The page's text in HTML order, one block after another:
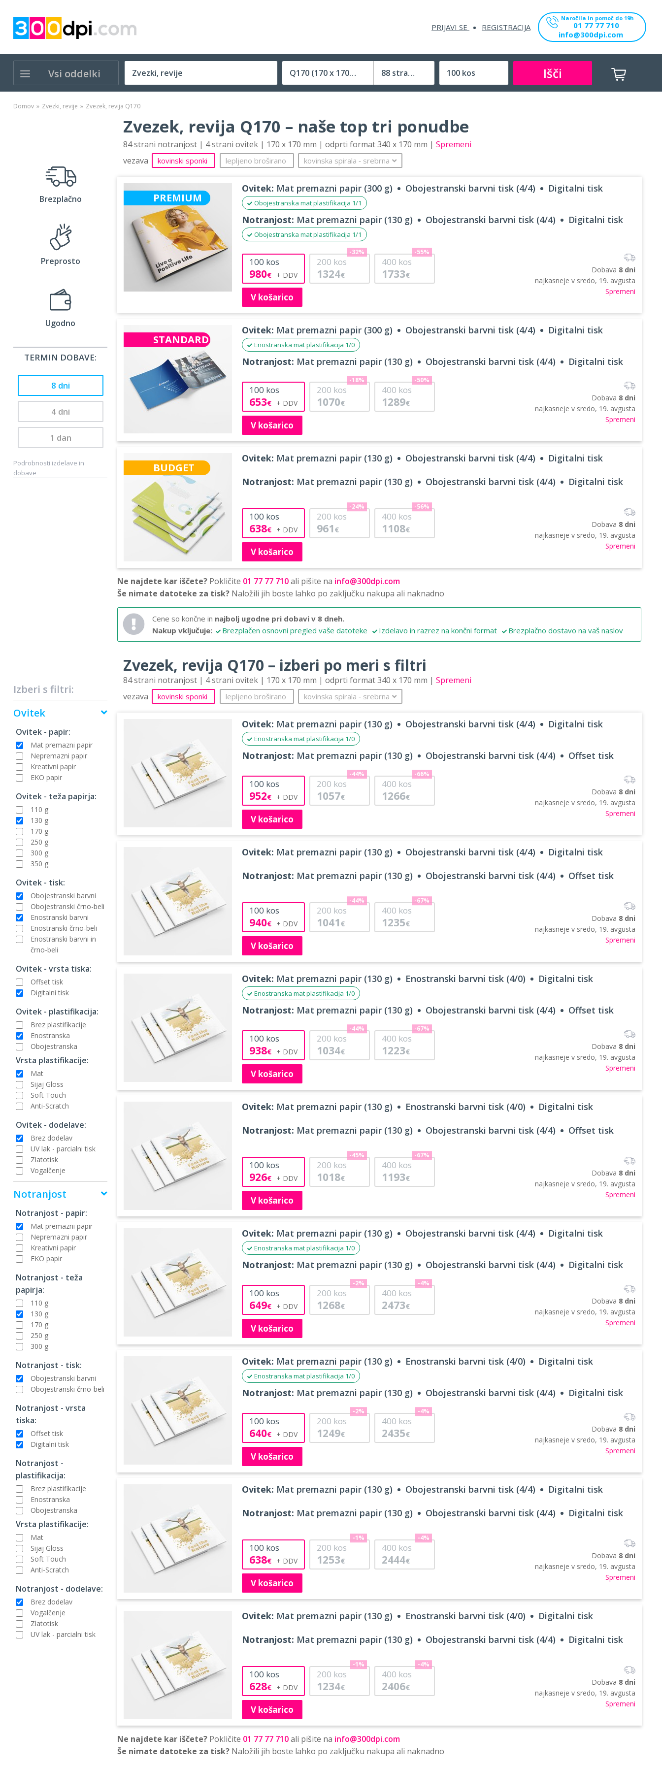
PRIJAVI SE REGISTRACIJA
Naročila in pomoč do 19h
01 77 77 710
info@300dpi.com
Vsi oddelki Q170 (170 x 170 mm)
Velikost (zaprte) tiskovine
88 strani Išči
Domov Zvezki, revije Zvezek, revija Q170
Brezplačno
Preprosto
Ugodno
TERMIN DOBAVE:
8 dni
4 dni
1 dan
Podrobnosti izdelave in
dobave
Izberi s filtri:
Ovitek
Ovitek - papir:
Mat premazni papir
Nepremazni papir
Kreativni papir
EKO papir
Ovitek - teža papirja:
110 g
130 g
170 g
250 g
300 g
350 g
Ovitek - tisk:
Obojestranski barvni
Obojestranski črno-beli
Enostranski barvni
Enostranski črno-beli
Enostranski barvni in
črno-beli
Ovitek - vrsta tiska:
Offset tisk
Digitalni tisk
Ovitek - plastifikacija:
Brez plastifikacije
Enostranska
Obojestranska
Vrsta plastifikacije:
Mat
Sijaj Gloss
Soft Touch
Anti-Scratch
Ovitek - dodelave:
Brez dodelav
UV lak - parcialni tisk
Zlatotisk
Vogalčenje
Notranjost
Notranjost - papir:
Mat premazni papir
Nepremazni papir
Kreativni papir
EKO papir
Notranjost - teža
papirja:
110 g
130 g
170 g
250 g
300 g
Notranjost - tisk:
Obojestranski barvni
Obojestranski črno-beli
Notranjost - vrsta
tiska:
Offset tisk
Digitalni tisk
Notranjost -
plastifikacija:
Brez plastifikacije
Enostranska
Obojestranska
Vrsta plastifikacije:
Mat
Sijaj Gloss
Soft Touch
Anti-Scratch
Notranjost - dodelave:
Brez dodelav
Vogalčenje
Zlatotisk
UV lak - parcialni tisk
Zvezek, revija Q170 – naše top tri ponudbe
84 strani notranjost | 4 strani ovitek | 170 x 170 mm | odprti format 340 x 170 mm | Spremeni
vezava
kovinski sponki lepljeno broširano kovinska spirala ‐ srebrna
PREMIUM
Ovitek: Mat premazni papir (300 g) Obojestranski barvni tisk (4/4) Digitalni tisk
Obojestranska mat plastifikacija 1/1
Notranjost: Mat premazni papir (130 g) Obojestranski barvni tisk (4/4) Digitalni tisk
Obojestranska mat plastifikacija 1/1
100 kos
980€
200 kos
1324€
-32%
400 kos
1733€
-55%
V košarico
Dobava 8 dni
najkasneje v sredo, 19. avgusta
Spremeni
STANDARD
Ovitek: Mat premazni papir (300 g) Obojestranski barvni tisk (4/4) Digitalni tisk
Enostranska mat plastifikacija 1/0
Notranjost: Mat premazni papir (130 g) Obojestranski barvni tisk (4/4) Digitalni tisk
100 kos
653€
200 kos
1070€
-18%
400 kos
1289€
-50%
V košarico
Dobava 8 dni
najkasneje v sredo, 19. avgusta
Spremeni
BUDGET
Ovitek: Mat premazni papir (130 g) Obojestranski barvni tisk (4/4) Digitalni tisk
Notranjost: Mat premazni papir (130 g) Obojestranski barvni tisk (4/4) Digitalni tisk
100 kos
638€
200 kos
961 €
-24%
400 kos
1108€
-56%
V košarico
Dobava 8 dni
najkasneje v sredo, 19. avgusta
Spremeni
Ne najdete kar iščete? Pokličite 01 77 77 710ali pišite na info@300dpi.com
Še nimate datoteke za tisk? Naložili jih boste lahko po zaključku nakupa ali naknadno
Cene so končne in najbolj ugodne pri dobavi v 8 dneh.
Nakup vključuje:
Brezplačen osnovni pregled vaše datoteke Izdelavo in razrez na končni format Brezplačno dostavo na vaš naslov
Zvezek, revija Q170 – izberi po meri s filtri
84 strani notranjost | 4 strani ovitek | 170 x 170 mm | odprti format 340 x 170 mm | Spremeni
vezava
kovinski sponki lepljeno broširano kovinska spirala ‐ srebrna
Ovitek: Mat premazni papir (130 g) Obojestranski barvni tisk (4/4) Digitalni tisk
Enostranska mat plastifikacija 1/0
Notranjost: Mat premazni papir (130 g) Obojestranski barvni tisk (4/4) Offset tisk
100 kos
952€
200 kos
1057€
-44%
400 kos
1266€
-66%
V košarico
Dobava 8 dni
najkasneje v sredo, 19. avgusta
Spremeni
Ovitek: Mat premazni papir (130 g) Obojestranski barvni tisk (4/4) Digitalni tisk
Notranjost: Mat premazni papir (130 g) Obojestranski barvni tisk (4/4) Offset tisk
100 kos
940€
200 kos
1041 €
-44%
400 kos
1235€
-67%
V košarico
Dobava 8 dni
najkasneje v sredo, 19. avgusta
Spremeni
Ovitek: Mat premazni papir (130 g) Enostranski barvni tisk (4/0) Digitalni tisk
Enostranska mat plastifikacija 1/0
Notranjost: Mat premazni papir (130 g) Obojestranski barvni tisk (4/4) Offset tisk
100 kos
938€
200 kos
1034€
-44%
400 kos
1223€
-67%
V košarico
Dobava 8 dni
najkasneje v sredo, 19. avgusta
Spremeni
Ovitek: Mat premazni papir (130 g) Enostranski barvni tisk (4/0) Digitalni tisk
Notranjost: Mat premazni papir (130 g) Obojestranski barvni tisk (4/4) Offset tisk
100 kos
926€
200 kos
1018€
-45%
400 kos
1193€
-67%
V košarico
Dobava 8 dni
najkasneje v sredo, 19. avgusta
Spremeni
Ovitek: Mat premazni papir (130 g) Obojestranski barvni tisk (4/4) Digitalni tisk
Enostranska mat plastifikacija 1/0
Notranjost: Mat premazni papir (130 g) Obojestranski barvni tisk (4/4) Digitalni tisk
100 kos
649€
200 kos
1268€
-2%
400 kos
2473€
-4%
V košarico
Dobava 8 dni
najkasneje v sredo, 19. avgusta
Spremeni
Ovitek: Mat premazni papir (130 g) Enostranski barvni tisk (4/0) Digitalni tisk
Enostranska mat plastifikacija 1/0
Notranjost: Mat premazni papir (130 g) Obojestranski barvni tisk (4/4) Digitalni tisk
100 kos
640€
200 kos
1249€
-2%
400 kos
2435€
-4%
V košarico
Dobava 8 dni
najkasneje v sredo, 19. avgusta
Spremeni
Ovitek: Mat premazni papir (130 g) Obojestranski barvni tisk (4/4) Digitalni tisk
Notranjost: Mat premazni papir (130 g) Obojestranski barvni tisk (4/4) Digitalni tisk
100 kos
638€
200 kos
1253€
-1%
400 kos
2444€
-4%
V košarico
Dobava 8 dni
najkasneje v sredo, 19. avgusta
Spremeni
Ovitek: Mat premazni papir (130 g) Enostranski barvni tisk (4/0) Digitalni tisk
Notranjost: Mat premazni papir (130 g) Obojestranski barvni tisk (4/4) Digitalni tisk
100 kos
628€
200 kos
1234€
-1%
400 kos
2406€
-4%
V košarico
Dobava 8 dni
najkasneje v sredo, 19. avgusta
Spremeni
Ne najdete kar iščete? Pokličite 01 77 77 710ali pišite na info@300dpi.com
Še nimate datoteke za tisk? Naložili jih boste lahko po zaključku nakupa ali naknadno